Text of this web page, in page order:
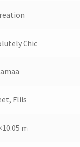
Chic
Fliis
m